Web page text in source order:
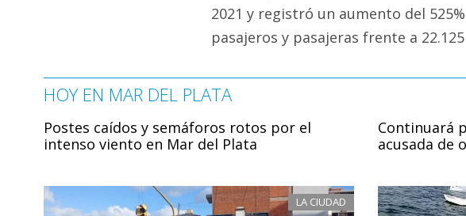
2021 y registró un aumento del
pasajeros y pasajeras frente a 22.125
HOY EN MAR DEL PLATA
Postes caídos y semáforos rotos por el
intenso viento en Mar del Plata
LA CIUDAD
Continuará
acusada de